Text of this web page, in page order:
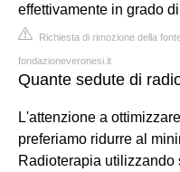
effettivamente in grado
Richiesta di rimozione della
fondazioneveronesi.it
Quante sedute di
L'attenzione a
preferiamo ridurre al
Radioterapia